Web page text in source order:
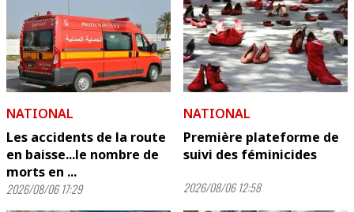
NATIONAL
Les accidents de la route
en baisse...le nombre de
morts en ...
2026/08/06 17:29
NATIONAL
Première plateforme de
suivi des féminicides
2026/08/06 12:58